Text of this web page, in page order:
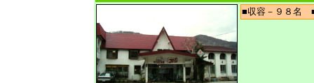
■収容－９８名